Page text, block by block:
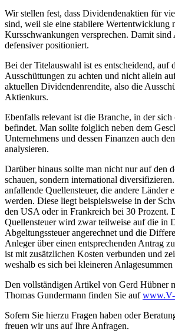
Wir stellen fest, dass Dividendenaktien für
sind, weil sie eine stabilere Wertentwicklung
Kursschwankungen versprechen. Damit sind
defensiver positioniert.
Bei der Titelauswahl ist es entscheidend, auf
Ausschüttungen zu achten und nicht allein
aktuellen Dividendenrendite, also die
Aktienkurs.
Ebenfalls relevant ist die Branche, in der
befindet. Man sollte folglich neben dem
Unternehmens und dessen Finanzen auch
analysieren.
Darüber hinaus sollte man nicht nur auf den
schauen, sondern international
anfallende Quellensteuer, die andere Länder
werden. Diese liegt beispielsweise in der
den USA oder in Frankreich bei 30 Prozent.
Quellensteuer wird zwar teilweise auf die in
Abgeltungssteuer angerechnet und die
Anleger über einen entsprechenden Antrag
ist mit zusätzlichen Kosten verbunden und
weshalb es sich bei kleineren
Den vollständigen Artikel von Gerd Hübner
Thomas Gundermann finden Sie auf
Sofern Sie hierzu Fragen haben oder
freuen wir uns auf Ihre Anfragen.